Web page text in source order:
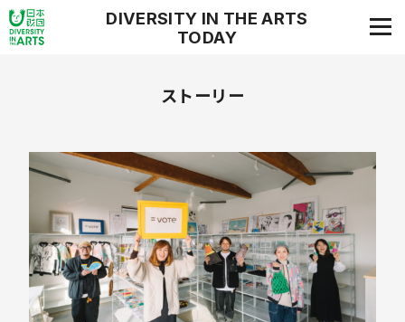
DIVERSITY IN THE ARTS
TODAY
ストーリー